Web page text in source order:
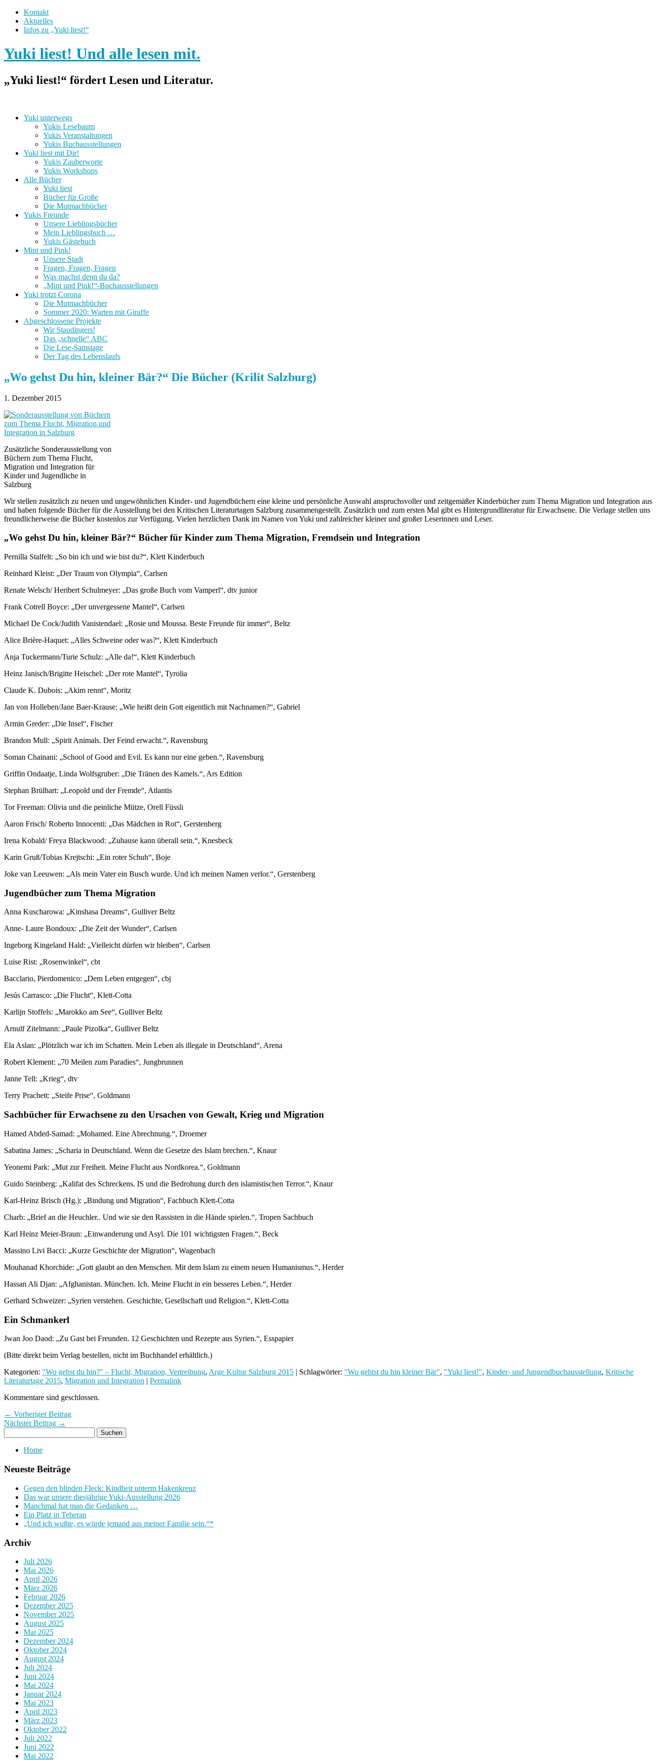
Kontakt
Aktuelles
Infos zu „Yuki liest!“
Yuki liest! Und alle lesen mit.
„Yuki liest!“ fördert Lesen und Literatur.
Yuki unterwegs
Yukis Lesebaum
Yukis Veranstaltungen
Yukis Buchausstellungen
Yuki liest mit Dir!
Yukis Zauberworte
Yukis Workshops
Alle Bücher
Yuki liest
Bücher für Große
Die Mutmachbücher
Yukis Freunde
Unsere Lieblingsbücher
Mein Lieblingsbuch …
Yukis Gästebuch
Mint und Pink!
Unsere Stadt
Fragen, Fragen, Fragen
Was machst denn du da?
„Mint und Pink!“-Buchausstellungen
Yuki trotzt Corona
Die Mutmachbücher
Sommer 2020: Warten mit Giraffe
Abgeschlossene Projekte
Wir Staudingers!
Das „schnelle“ ABC
Die Lese-Samstage
Der Tag des Lebenslaufs
„Wo gehst Du hin, kleiner Bär?“ Die Bücher (Krilit Salzburg)
1. Dezember 2015
Zusätzliche Sonderausstellung von
Büchern zum Thema Flucht,
Migration und Integration für
Kinder und Jugendliche in
Salzburg
Wir stellen zusätzlich zu neuen und ungewöhnlichen Kinder- und Jugendbüchern eine kleine und persönliche Auswahl anspruchsvoller und zeitgemäßer Kinderbücher zum Thema Migration und Integration aus
und haben folgende Bücher für die Ausstellung bei den Kritischen Literaturtagen Salzburg zusammengestellt. Zusätzlich und zum ersten Mal gibt es Hintergrundliteratur für Erwachsene. Die Verlage stellen uns
freundlicherweise die Bücher kostenlos zur Verfügung. Vielen herzlichen Dank im Namen von Yuki und zahlreicher kleiner und großer Leserinnen und Leser.
„Wo gehst Du hin, kleiner Bär?“ Bücher für Kinder zum Thema Migration, Fremdsein und Integration
Pernilla Stalfelt: „So bin ich und wie bist du?“, Klett Kinderbuch
Reinhard Kleist: „Der Traum von Olympia“, Carlsen
Renate Welsch/ Heribert Schulmeyer: „Das große Buch vom Vamperl“, dtv junior
Frank Cotrell Boyce: „Der unvergessene Mantel“, Carlsen
Michael De Cock/Judith Vanistendael: „Rosie und Moussa. Beste Freunde für immer“, Beltz
Alice Brière-Haquet: „Alles Schweine oder was?“, Klett Kinderbuch
Anja Tuckermann/Turie Schulz: „Alle da!“, Klett Kinderbuch
Heinz Janisch/Brigitte Heischel: „Der rote Mantel“, Tyrolia
Claude K. Dubois: „Akim rennt“, Moritz
Jan von Holleben/Jane Baer-Krause: „Wie heißt dein Gott eigentlich mit Nachnamen?“, Gabriel
Armin Greder: „Die Insel“, Fischer
Brandon Mull: „Spirit Animals. Der Feind erwacht.“, Ravensburg
Soman Chainani: „School of Good and Evil. Es kann nur eine geben.“, Ravensburg
Griffin Ondaatje, Linda Wolfsgruber: „Die Tränen des Kamels.“, Ars Edition
Stephan Brülhart: „Leopold und der Fremde“, Atlantis
Tor Freeman: Olivia und die peinliche Mütze, Orell Füssli
Aaron Frisch/ Roberto Innocenti: „Das Mädchen in Rot“, Gerstenberg
Irena Kobald/ Freya Blackwood: „Zuhause kann überall sein.“, Knesbeck
Karin Gruß/Tobias Krejtschi: „Ein roter Schuh“, Boje
Joke van Leeuwen: „Als mein Vater ein Busch wurde. Und ich meinen Namen verlor.“, Gerstenberg
Jugendbücher zum Thema Migration
Anna Kuscharowa: „Kinshasa Dreams“, Gulliver Beltz
Anne- Laure Bondoux: „Die Zeit der Wunder“, Carlsen
Ingeborg Kingeland Hald: „Vielleicht dürfen wir bleiben“, Carlsen
Luise Rist: „Rosenwinkel“, cbt
Bacclario, Pierdomenico: „Dem Leben entgegen“, cbj
Jesús Carrasco: „Die Flucht“, Klett-Cotta
Karlijn Stoffels: „Marokko am See“, Gulliver Beltz
Arnulf Zitelmann: „Paule Pizolka“, Gulliver Beltz
Ela Aslan: „Plötzlich war ich im Schatten. Mein Leben als illegale in Deutschland“, Arena
Robert Klement: „70 Meilen zum Paradies“, Jungbrunnen
Janne Tell: „Krieg“, dtv
Terry Prachett: „Steife Prise“, Goldmann
Sachbücher für Erwachsene zu den Ursachen von Gewalt, Krieg und Migration
Hamed Abded-Samad: „Mohamed. Eine Abrechnung.“, Droemer
Sabatina James: „Scharia in Deutschland. Wenn die Gesetze des Islam brechen.“, Knaur
Yeonemi Park: „Mut zur Freiheit. Meine Flucht aus Nordkorea.“, Goldmann
Guido Steinberg: „Kalifat des Schreckens. IS und die Bedrohung durch den islamistischen Terror.“, Knaur
Karl-Heinz Brisch (Hg.): „Bindung und Migration“, Fachbuch Klett-Cotta
Charb: „Brief an die Heuchler.. Und wie sie den Rassisten in die Hände spielen.“, Tropen Sachbuch
Karl Heinz Meier-Braun: „Einwanderung und Asyl. Die 101 wichtigsten Fragen.“, Beck
Massino Livi Bacci: „Kurze Geschichte der Migration“, Wagenbach
Mouhanad Khorchide: „Gott glaubt an den Menschen. Mit dem Islam zu einem neuen Humanismus.“, Herder
Hassan Ali Djan: „Afghanistan. München. Ich. Meine Flucht in ein besseres Leben.“, Herder
Gerhard Schweizer: „Syrien verstehen. Geschichte, Gesellschaft und Religion.“, Klett-Cotta
Ein Schmankerl
Jwan Joo Daod: „Zu Gast bei Freunden. 12 Geschichten und Rezepte aus Syrien.“, Esspapier
(Bitte direkt beim Verlag bestellen, nicht im Buchhandel erhältlich.)
Kategorien: "Wo gehst du hin?" – Flucht, Migration, Vertreibung, Arge Kultur Salzburg 2015 | Schlagwörter: "Wo gehtst du hin kleiner Bär", "Yuki liest!", Kinder- und Jungendbuchausstellung, Kritische
Literaturtage 2015, Migration und Integration | Permalink
Kommentare sind geschlossen.
← Vorheriger Beitrag
Nächster Beitrag →
Home
Neueste Beiträge
Gegen den blinden Fleck: Kindheit unterm Hakenkreuz
Das war unsere diesjährige Yuki-Ausstellung 2026
Manchmal hat man die Gedanken …
Ein Platz in Teheran
„Und ich wußte, es würde jemand aus meiner Familie sein.“*
Archiv
Juli 2026
Mai 2026
April 2026
März 2026
Februar 2026
Dezember 2025
November 2025
August 2025
Mai 2025
Dezember 2024
Oktober 2024
August 2024
Juli 2024
Juni 2024
Mai 2024
Januar 2024
Mai 2023
April 2023
März 2023
Oktober 2022
Juli 2022
Juni 2022
Mai 2022